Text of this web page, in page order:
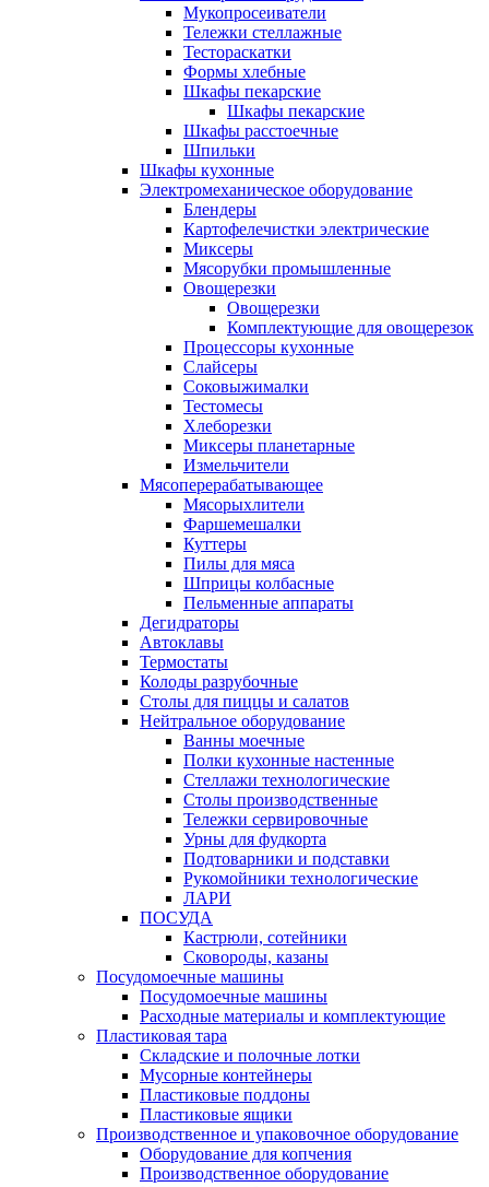
Мукопросеиватели
Тележки стеллажные
Тестораскатки
Формы хлебные
Шкафы пекарские
Шкафы пекарские
Шкафы расстоечные
Шпильки
Шкафы кухонные
Электромеханическое оборудование
Блендеры
Картофелечистки электрические
Миксеры
Мясорубки промышленные
Овощерезки
Овощерезки
Комплектующие для овощерезок
Процессоры кухонные
Слайсеры
Соковыжималки
Тестомесы
Хлеборезки
Миксеры планетарные
Измельчители
Мясоперерабатывающее
Мясорыхлители
Фаршемешалки
Куттеры
Пилы для мяса
Шприцы колбасные
Пельменные аппараты
Дегидраторы
Автоклавы
Термостаты
Колоды разрубочные
Столы для пиццы и салатов
Нейтральное оборудование
Ванны моечные
Полки кухонные настенные
Стеллажи технологические
Столы производственные
Тележки сервировочные
Урны для фудкорта
Подтоварники и подставки
Рукомойники технологические
ЛАРИ
ПОСУДА
Кастрюли, сотейники
Сковороды, казаны
Посудомоечные машины
Посудомоечные машины
Расходные материалы и комплектующие
Пластиковая тара
Складские и полочные лотки
Мусорные контейнеры
Пластиковые поддоны
Пластиковые ящики
Производственное и упаковочное оборудование
Оборудование для копчения
Производственное оборудование